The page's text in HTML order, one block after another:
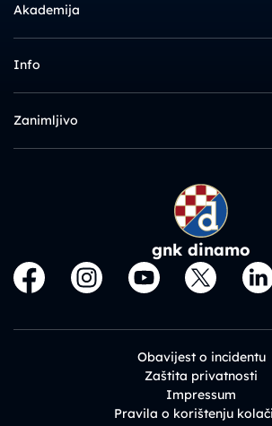
Akademija
Info
Zanimljivo
gnk dinamo
Obavijest o incidentu
Zaštita privatnosti
Impressum
Pravila o korištenju